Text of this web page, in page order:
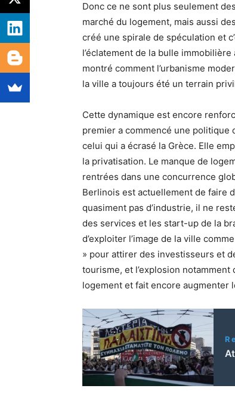
Donc ce ne sont plus seulement
marché du logement, mais aussi
créé une spirale de spéculation et
l’éclatement de la bulle
montré comment l’urbanisme
la ville a toujours été un terrain
Cette dynamique est encore
premier a commencé une politique
celui qui a écrasé la Grèce. Elle
la privatisation. Le manque de
rentrées dans une concurrence
Berlinois est actuellement de faire
quasiment pas d’industrie, il ne
des services et les start-up de la
d’exploiter l’image de la ville
» pour attirer des investisseurs et
tourisme, et l’explosion
logement et fait encore augmenter